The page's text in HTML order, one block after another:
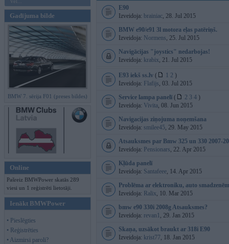
Gadījuma bilde
BMW 7. sērija F01 (preses bildes)
Online
Pašreiz BMWPower skatās 289
viesi un 1 reģistrēti lietotāji.
Ienākt BMWPower
• Pieslēgties
• Reģistrēties
• Aizmirsi paroli?
E90
Izveidoja: brainiac, 28. Jul 2015
BMW e90/e91 3l motora eļas patēriņš.
Izveidoja: Normens, 25. Jul 2015
Navigācijas "joystics" nedarbojas!
Izveidoja: krabix, 21. Jul 2015
E93 iekš ss.lv ( 1 2 )
Izveidoja: Flafijs, 03. Jul 2015
Service lampa panelī ( 2 3 4 )
Izveidoja: Vivita, 08. Jun 2015
Navigacijas ziņojuma noņemšana
Izveidoja: smilee45, 29. May 2015
Atsauksmes par Bmw 325 un 330 2007-
Izveidoja: Pensionars, 22. Apr 2015
Kļūda panelī
Izveidoja: Santafeee, 14. Apr 2015
Problēma ar elektroniku, auto
Izveidoja: Ralix, 10. Mar 2015
bmw e90 330i 2008g Atsauksmes?
Izveidoja: revan1 , 29. Jan 2015
Skaņa, uzsākot braukt ar 318i E90
Izveidoja: krist77, 18. Jan 2015